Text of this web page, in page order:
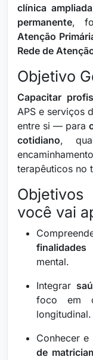
clínica
permanente,
Atenção
Rede de
Objetivo
Capacitar
APS e serviços
entre si — para
cotidiano,
terapêuticos no
você vai
finalidades
mental.
Integrar
foco em
longitudinal.
Conhecer e
de